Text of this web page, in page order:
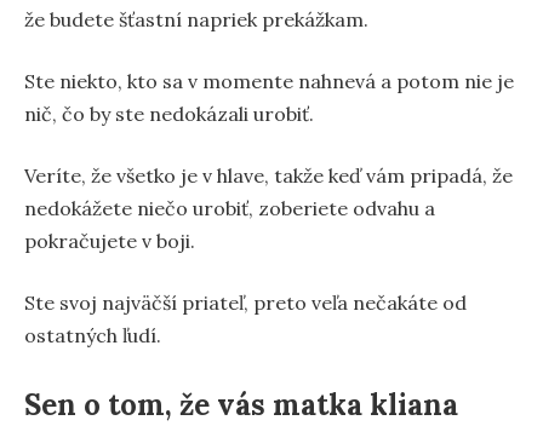
že budete šťastní napriek prekážkam.
Ste niekto, kto sa v momente nahnevá a potom nie je
nič, čo by ste nedokázali urobiť.
Veríte, že všetko je v hlave, takže keď vám pripadá, že
nedokážete niečo urobiť, zoberiete odvahu a
pokračujete v boji.
Ste svoj najväčší priateľ, preto veľa nečakáte od
ostatných ľudí.
Sen o tom, že vás matka kliana